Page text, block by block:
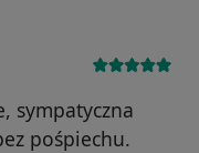
sympatyczna
pośpiechu.